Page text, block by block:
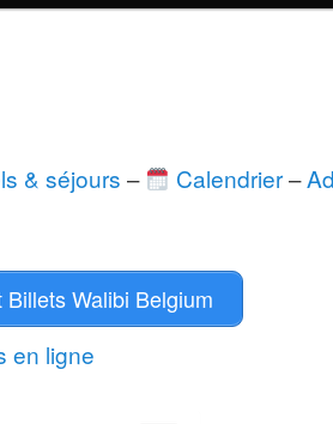
& séjours – Calendrier–
Billets Walibi Belgium